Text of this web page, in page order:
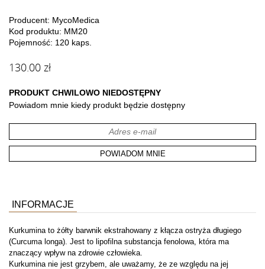
Producent: MycoMedica
Kod produktu: MM20
Pojemność: 120 kaps.
130.00 zł
PRODUKT CHWILOWO NIEDOSTĘPNY
Powiadom mnie kiedy produkt będzie dostępny
POWIADOM MNIE
INFORMACJE
Kurkumina to żółty barwnik ekstrahowany z kłącza ostryża długiego
(Curcuma longa). Jest to lipofilna substancja fenolowa, która ma
znaczący wpływ na zdrowie człowieka.
Kurkumina nie jest grzybem, ale uważamy, że ze względu na jej